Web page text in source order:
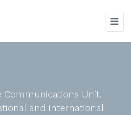
Communications Unit.
and international